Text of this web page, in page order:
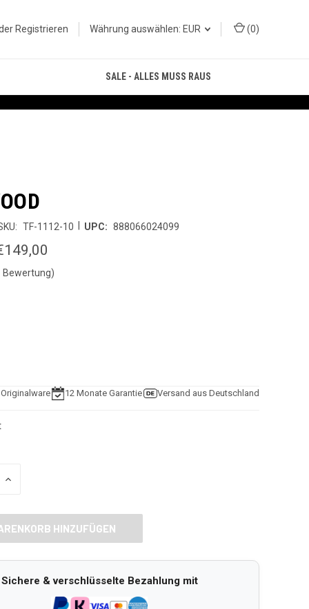
Registrieren Währung auswählen: EUR (0)
SALE - ALLES MUSS RAUS
TF-1112-10 UPC: 888066024099
Bewertung)
12 Monate Garantie Versand aus Deutschland
MENGE
Sichere & verschlüsselte Bezahlung mit